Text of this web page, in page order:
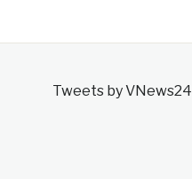
Tweets by VNews24